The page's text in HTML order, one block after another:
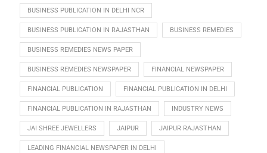
BUSINESS PUBLICATION IN DELHI NCR
BUSINESS PUBLICATION IN RAJASTHAN BUSINESS REMEDIES
BUSINESS REMEDIES NEWS PAPER
BUSINESS REMEDIES NEWSPAPER FINANCIAL NEWSPAPER
FINANCIAL PUBLICATION FINANCIAL PUBLICATION IN DELHI
FINANCIAL PUBLICATION IN RAJASTHAN INDUSTRY NEWS
JAI SHREE JEWELLERS JAIPUR JAIPUR RAJASTHAN
LEADING FINANCIAL NEWSPAPER IN DELHI